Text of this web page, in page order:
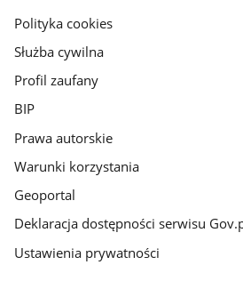
gov.pl
Polityka cookies
Służba cywilna
Profil zaufany
BIP
Prawa autorskie
Warunki korzystania
Geoportal
Deklaracja dostępności serwisu
Ustawienia prywatności